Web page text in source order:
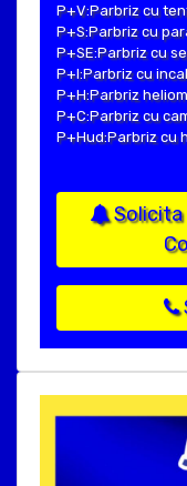
P+V:Parbriz cu
P+S:Parbriz cu
P+SE:Parbriz cu
P+I:Parbriz cu
P+H:Parbriz
P+C:Parbriz cu
P+Hud:Parbriz cu
Solicita